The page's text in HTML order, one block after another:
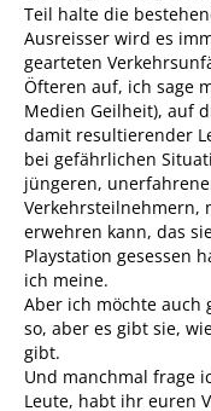
Teil halte die
Ausreisser wird es
gearteten
Öfteren auf, ich sage
Medien Geilheit), auf
damit resultierender
bei gefährlichen
jüngeren,
Verkehrsteilnehmern,
erwehren kann, das
Playstation gesessen
ich meine.
Aber ich möchte auch
so, aber es gibt sie,
gibt.
Und manchmal frage
Leute, habt ihr euren